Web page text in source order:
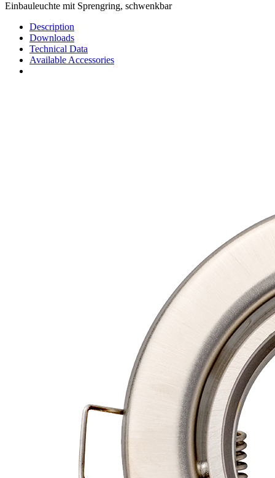
Einbauleuchte mit Sprengring, schwenkbar
Description
Downloads
Technical Data
Available Accessories